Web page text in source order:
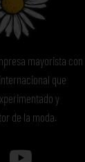
mayorista con
que
y
de la moda.